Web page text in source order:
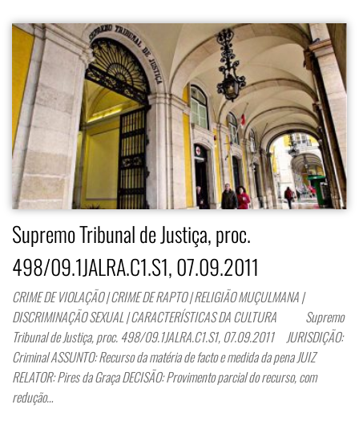
Supremo Tribunal de Justiça, proc.
498/09.1JALRA.C1.S1, 07.09.2011
CRIME DE VIOLAÇÃO | CRIME DE RAPTO | RELIGIÃO MUÇULMANA |
DISCRIMINAÇÃO SEXUAL | CARACTERÍSTICAS DA CULTURA Supremo
Tribunal de Justiça, proc. 498/09.1JALRA.C1.S1, 07.09.2011 JURISDIÇÃO:
Criminal ASSUNTO: Recurso da matéria de facto e medida da pena JUIZ
RELATOR: Pires da Graça DECISÃO: Provimento parcial do recurso, com
redução…